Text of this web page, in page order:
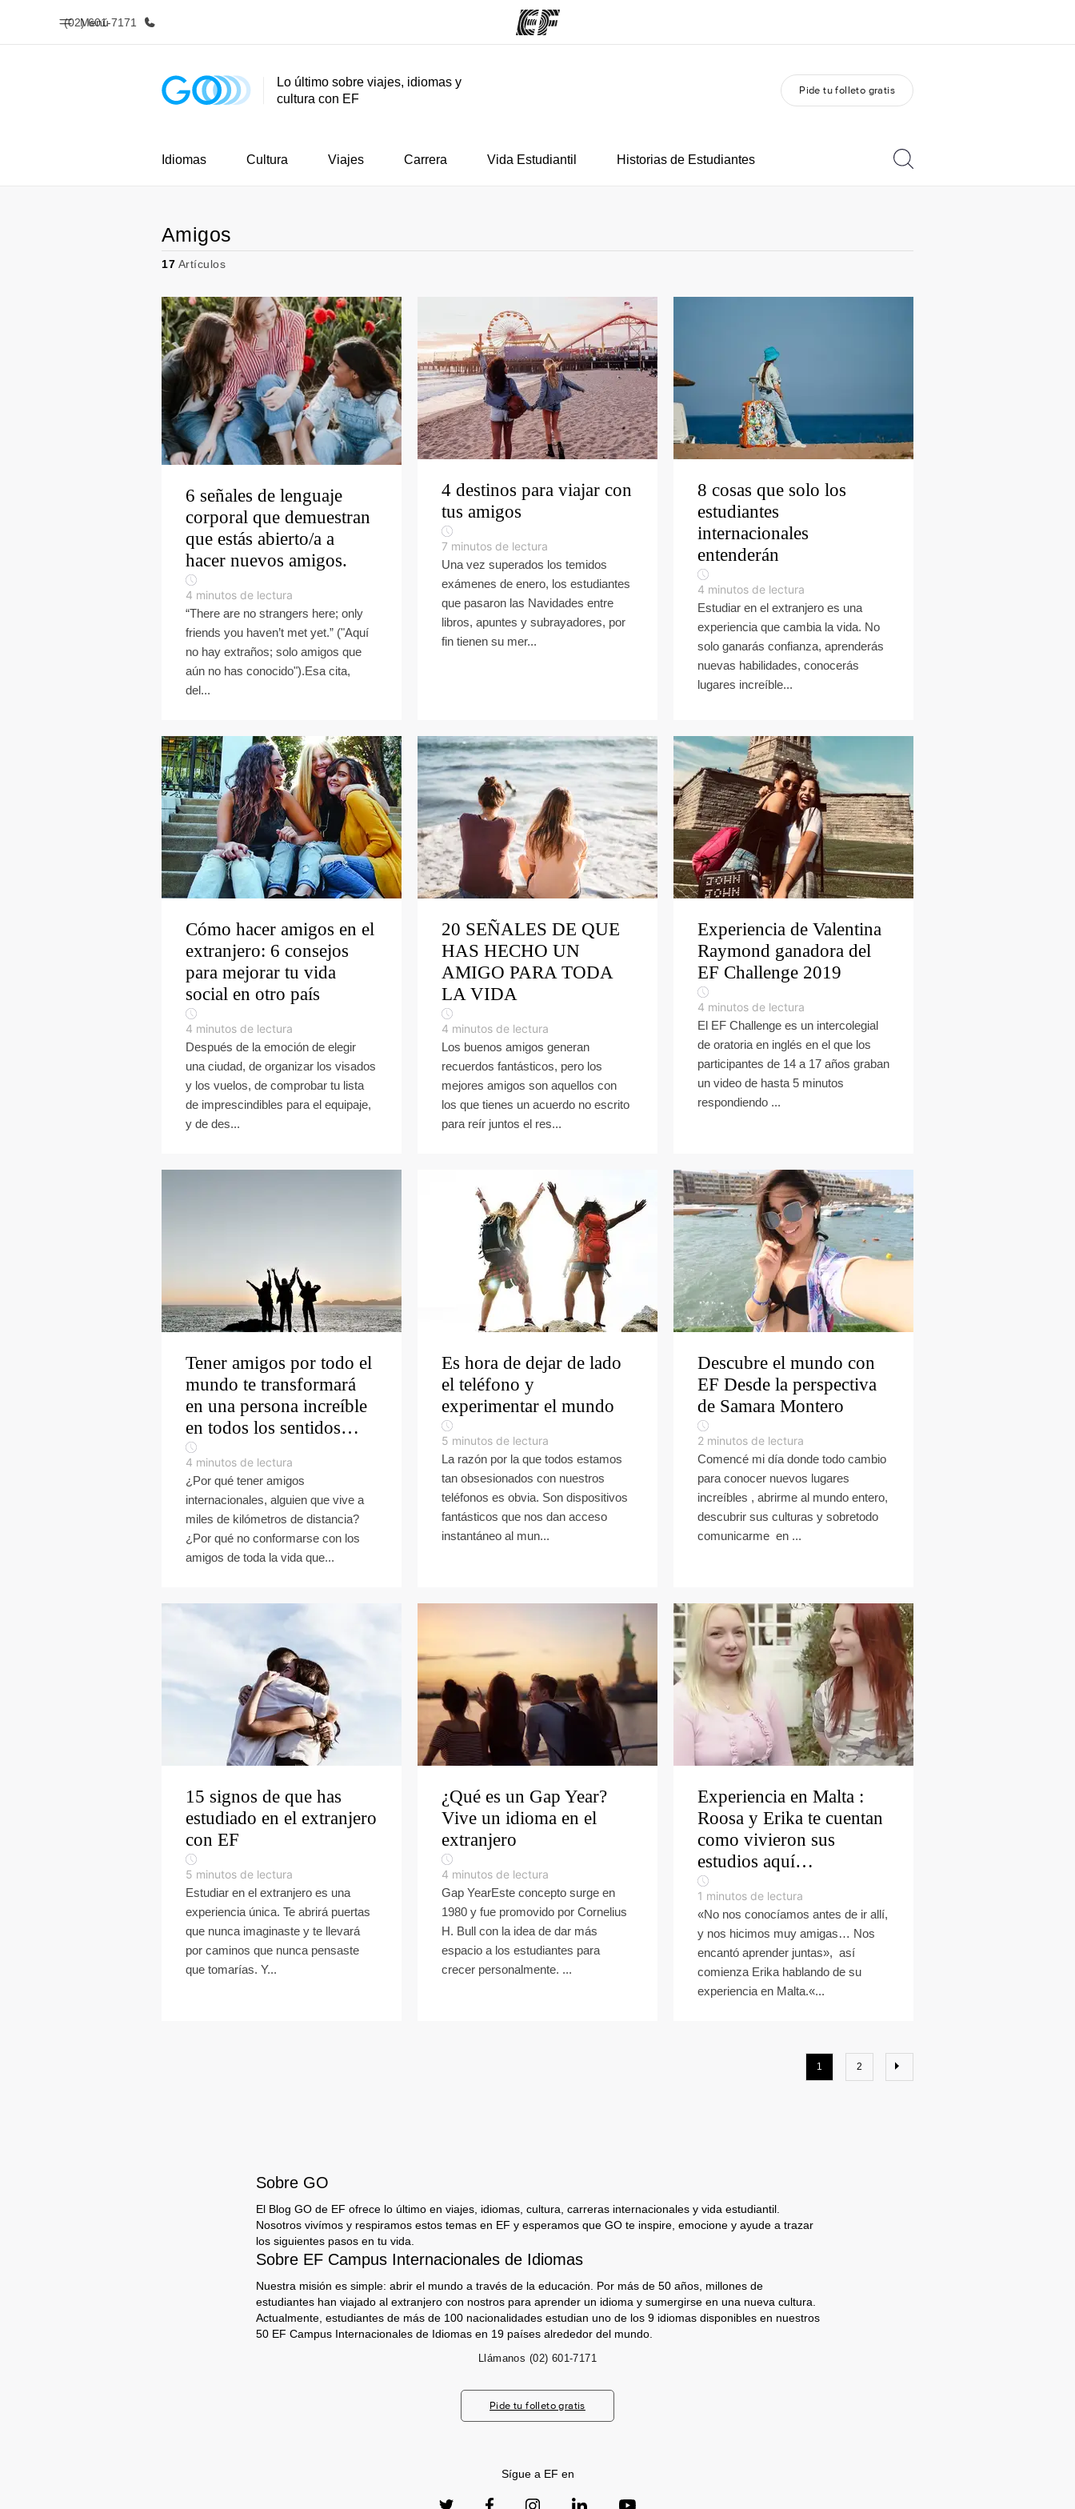
Menú
(02) 601-7171
Inicio Programas Trabajos
Lo último sobre viajes, idiomas y
cultura con EF
Pide tu folleto gratis
Idiomas Cultura Viajes Carrera Vida Estudiantil Historias de Estudiantes
Amigos
17 Artículos
6 señales de lenguaje
corporal que demuestran
que estás abierto/a a
hacer nuevos amigos.
4 minutos de lectura
“There are no strangers here; only
friends you haven’t met yet.” ("Aquí
no hay extraños; solo amigos que
aún no has conocido").Esa cita,
del...
4 destinos para viajar con
tus amigos
7 minutos de lectura
Una vez superados los temidos
exámenes de enero, los estudiantes
que pasaron las Navidades entre
libros, apuntes y subrayadores, por
fin tienen su mer...
8 cosas que solo los
estudiantes
internacionales
entenderán
4 minutos de lectura
Estudiar en el extranjero es una
experiencia que cambia la vida. No
solo ganarás confianza, aprenderás
nuevas habilidades, conocerás
lugares increíble...
Cómo hacer amigos en el
extranjero: 6 consejos
para mejorar tu vida
social en otro país
4 minutos de lectura
Después de la emoción de elegir
una ciudad, de organizar los visados
y los vuelos, de comprobar tu lista
de imprescindibles para el equipaje,
y de des...
20 SEÑALES DE QUE
HAS HECHO UN
AMIGO PARA TODA
LA VIDA
4 minutos de lectura
Los buenos amigos generan
recuerdos fantásticos, pero los
mejores amigos son aquellos con
los que tienes un acuerdo no escrito
para reír juntos el res...
Experiencia de Valentina
Raymond ganadora del
EF Challenge 2019
4 minutos de lectura
El EF Challenge es un intercolegial
de oratoria en inglés en el que los
participantes de 14 a 17 años graban
un video de hasta 5 minutos
respondiendo ...
Tener amigos por todo el
mundo te transformará
en una persona increíble
en todos los sentidos…
4 minutos de lectura
¿Por qué tener amigos
internacionales, alguien que vive a
miles de kilómetros de distancia?
¿Por qué no conformarse con los
amigos de toda la vida que...
Es hora de dejar de lado
el teléfono y
experimentar el mundo
5 minutos de lectura
La razón por la que todos estamos
tan obsesionados con nuestros
teléfonos es obvia. Son dispositivos
fantásticos que nos dan acceso
instantáneo al mun...
Descubre el mundo con
EF Desde la perspectiva
de Samara Montero
2 minutos de lectura
Comencé mi día donde todo cambio
para conocer nuevos lugares
increíbles , abrirme al mundo entero,
descubrir sus culturas y sobretodo
comunicarme en ...
15 signos de que has
estudiado en el extranjero
con EF
5 minutos de lectura
Estudiar en el extranjero es una
experiencia única. Te abrirá puertas
que nunca imaginaste y te llevará
por caminos que nunca pensaste
que tomarías. Y...
¿Qué es un Gap Year?
Vive un idioma en el
extranjero
4 minutos de lectura
Gap YearEste concepto surge en
1980 y fue promovido por Cornelius
H. Bull con la idea de dar más
espacio a los estudiantes para
crecer personalmente. ...
Experiencia en Malta :
Roosa y Erika te cuentan
como vivieron sus
estudios aquí…
1 minutos de lectura
«No nos conocíamos antes de ir allí,
y nos hicimos muy amigas… Nos
encantó aprender juntas», así
comienza Erika hablando de su
experiencia en Malta.«...
1 2
Sobre GO
El Blog GO de EF ofrece lo último en viajes, idiomas, cultura, carreras internacionales y vida estudiantil.
Nosotros vivímos y respiramos estos temas en EF y esperamos que GO te inspire, emocione y ayude a trazar
los siguientes pasos en tu vida.
Sobre EF Campus Internacionales de Idiomas
Nuestra misión es simple: abrir el mundo a través de la educación. Por más de 50 años, millones de
estudiantes han viajado al extranjero con nostros para aprender un idioma y sumergirse en una nueva cultura.
Actualmente, estudiantes de más de 100 nacionalidades estudian uno de los 9 idiomas disponibles en nuestros
50 EF Campus Internacionales de Idiomas en 19 países alrededor del mundo.
Llámanos (02) 601-7171
Pide tu folleto gratis
Sígue a EF en